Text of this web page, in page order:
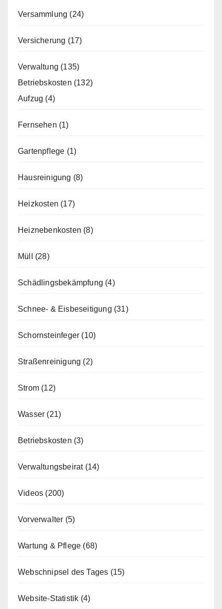
Versammlung (24)
Versicherung (17)
Verwaltung (135)
Betriebskosten (132)
Aufzug (4)
Fernsehen (1)
Gartenpflege (1)
Hausreinigung (8)
Heizkosten (17)
Heiznebenkosten (8)
Müll (28)
Schädlingsbekämpfung (4)
Schnee- & Eisbeseitigung (31)
Schornsteinfeger (10)
Straßenreinigung (2)
Strom (12)
Wasser (21)
Betriebskosten (3)
Verwaltungsbeirat(14)
Videos (200)
Vorverwalter (5)
Wartung & Pflege (68)
Webschnipsel des Tages (15)
Website-Statistik (4)